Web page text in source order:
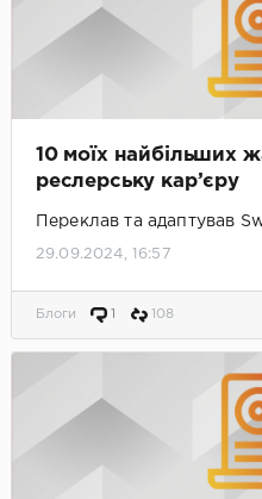
10 моїх найбільших
реслерську кар’єру
Переклав та адаптував
29.09.2024, 16:57
Блоги 1 108